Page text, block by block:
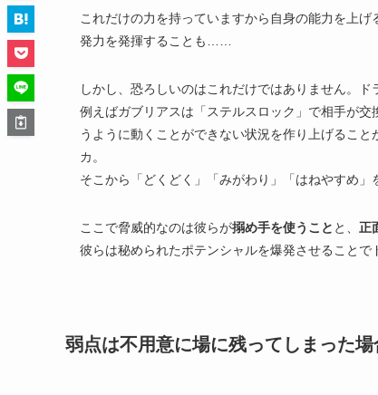
これだけの力を持っていますから自身の能力を上
発力を発揮することも……
しかし、恐ろしいのはこれだけではありません。ド
例えばガブリアスは「ステルスロック」で相手が
うように動くことができない状況を作り上げるこ
カ。
そこから「どくどく」「みがわり」「はねやすめ」
ここで脅威的なのは彼らが搦め手を使うこと と、 正
彼らは秘められたポテンシャルを爆発させることで
弱点は不用意に場に残ってしまった